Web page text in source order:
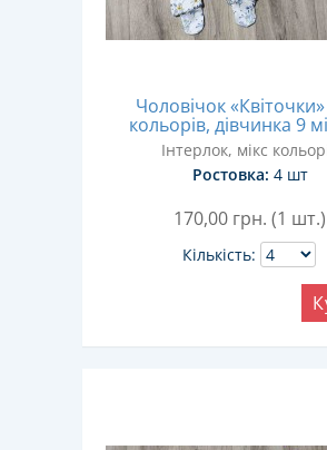
Чоловічок «Квіточки»
кольорів, дівчинка 9
Інтерлок, мікс
Ростовка: 4 шт
170,00 грн. (1 шт.)
Кількість: